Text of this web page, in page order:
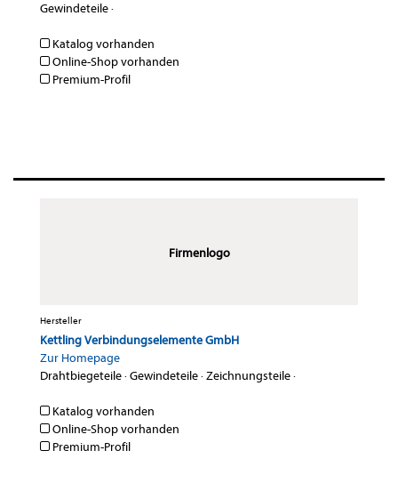
Gewindeteile·
Katalog vorhanden
Online-Shop vorhanden
Premium-Profil
Firmenlogo
Hersteller
Kettling Verbindungselemente GmbH
Zur Homepage
Drahtbiegeteile·Gewindeteile·Zeichnungsteile·
Katalog vorhanden
Online-Shop vorhanden
Premium-Profil